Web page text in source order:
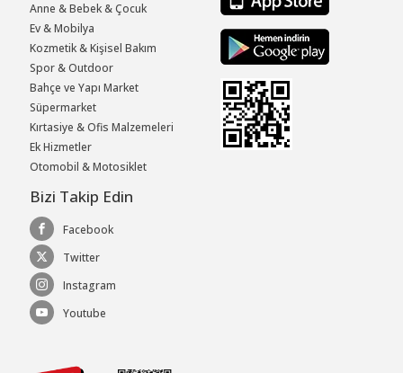
Anne & Bebek & Çocuk
Ev & Mobilya
Kozmetik & Kişisel Bakım
Spor & Outdoor
Bahçe ve Yapı Market
Süpermarket
Kırtasiye & Ofis Malzemeleri
Ek Hizmetler
Otomobil & Motosiklet
Bizi Takip Edin
Facebook
Twitter
Instagram
Youtube